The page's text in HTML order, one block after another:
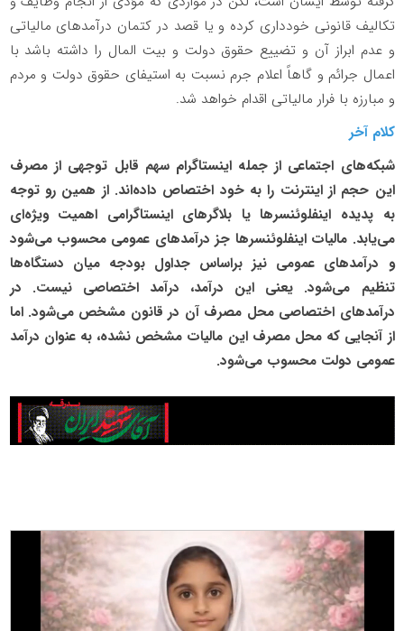
تکالیف قانونی خودداری کرده و یا قصد در کتمان درآمدهای مالیاتی
و عدم ابراز آن و تضییع حقوق دولت و بیت المال را داشته باشد با
اعمال جرائم و گاهاً اعلام جرم نسبت به استیفای حقوق دولت و مردم
و مبارزه با فرار مالیاتی اقدام خواهد شد.
کلام آخر
شبکه‌های اجتماعی از جمله اینستاگرام سهم قابل توجهی از مصرف
این حجم از اینترنت را به خود اختصاص داده‌اند. از همین رو توجه
به پدیده اینفلوئنسرها یا بلاگرهای اینستاگرامی اهمیت ویژه‌ای
می‌یابد. مالیات اینفلوئنسرها جز درآمد‌های عمومی محسوب می‌شود
و درآمد‌های عمومی نیز براساس جداول بودجه میان دستگاه‌ها
تنظیم می‌شود. یعنی این درآمد، درآمد اختصاصی نیست. در
درآمد‌های اختصاصی محل مصرف آن در قانون مشخص می‌شود. اما
از آنجایی که محل مصرف این مالیات مشخص نشده، به عنوان درآمد
عمومی دولت محسوب می‌شود.